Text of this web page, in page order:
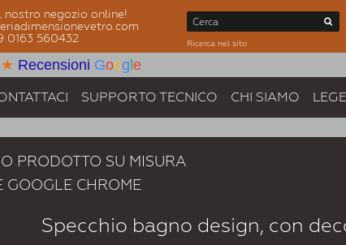
nostro negozio online!
0163 560432
Ricerca nel sito
Recensioni Goog e
SUPPORTO TECNICO CHI SIAMO
PRODOTTO SU MISURA
GOOGLE CHROME
Specchio bagno design, con